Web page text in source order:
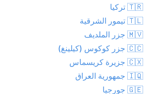
🇹🇷 تركيا
🇹🇱 تيمور الشرقية
🇲🇻 جزر الملديف
🇨🇨 جزر كوكوس (كيلينغ)
🇨🇽 جزيرة كريسماس
🇮🇶 جمهورية العراق
🇬🇪 جورجيا